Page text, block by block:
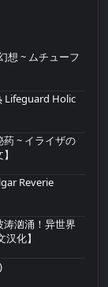
想 ~ ムチューフ
Lifeguard Holic
~ イライザの
Reverie
汹涌！异世界
化】